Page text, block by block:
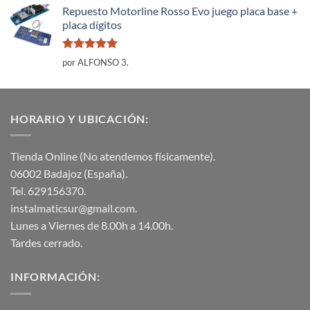
Repuesto Motorline Rosso Evo juego placa base +
placa dígitos
Valorado
con
por ALFONSO 3.
HORARIO Y UBICACIÓN:
Tienda Online (No atendemos físicamente).
06002 Badajoz (España).
Tel. 629156370.
instalmaticsur@gmail.com.
Lunes a Viernes de 8.00h a 14.00h.
Tardes cerrado.
INFORMACIÓN: